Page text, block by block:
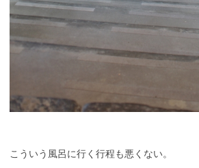
こういう風呂に行く行程も悪くない。